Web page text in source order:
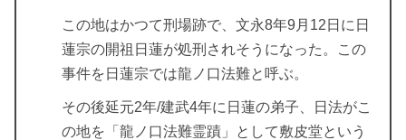
この地はかつて刑場跡で、文永8年9月12日に日
蓮宗の開祖日蓮が処刑されそうになった。この
事件を日蓮宗では龍ノ口法難と呼ぶ。
その後延元2年/建武4年に日蓮の弟子、日法がこ
の地を「龍ノ口法難霊蹟」として敷皮堂という